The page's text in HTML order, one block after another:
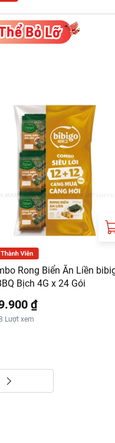
Rong Biển Ăn Liền
Bịch 4G x 24 Gói
₫
Lượt xem